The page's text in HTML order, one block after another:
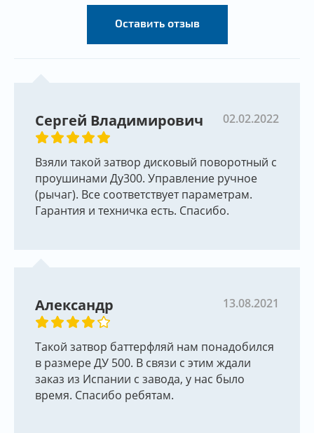
Оставить отзыв
Сергей Владимирович 02.02.2022
Взяли такой затвор дисковый поворотный с
проушинами Ду300. Управление ручное
(рычаг). Все соответствует параметрам.
Гарантия и техничка есть. Спасибо.
Александр 13.08.2021
Такой затвор баттерфляй нам понадобился
в размере ДУ 500. В связи с этим ждали
заказ из Испании с завода, у нас было
время. Спасибо ребятам.